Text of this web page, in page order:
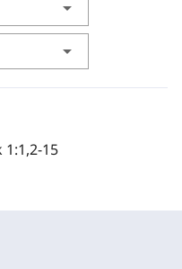
arrow_drop_down
arrow_drop_down
15